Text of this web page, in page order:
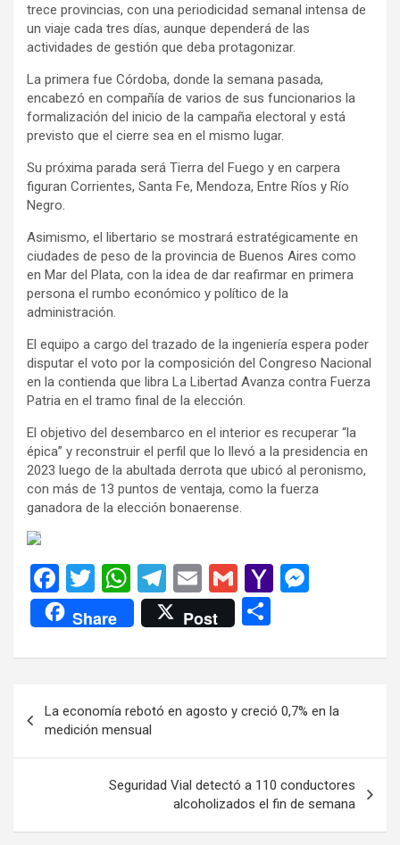
trece provincias, con una periodicidad semanal intensa de
un viaje cada tres días, aunque dependerá de las
actividades de gestión que deba protagonizar.
La primera fue Córdoba, donde la semana pasada,
encabezó en compañía de varios de sus funcionarios la
formalización del inicio de la campaña electoral y está
previsto que el cierre sea en el mismo lugar.
Su próxima parada será Tierra del Fuego y en carpera
figuran Corrientes, Santa Fe, Mendoza, Entre Ríos y Río
Negro.
Asimismo, el libertario se mostrará estratégicamente en
ciudades de peso de la provincia de Buenos Aires como
en Mar del Plata, con la idea de dar reafirmar en primera
persona el rumbo económico y político de la
administración.
El equipo a cargo del trazado de la ingeniería espera poder
disputar el voto por la composición del Congreso Nacional
en la contienda que libra La Libertad Avanza contra Fuerza
Patria en el tramo final de la elección.
El objetivo del desembarco en el interior es recuperar “la
épica” y reconstruir el perfil que lo llevó a la presidencia en
2023 luego de la abultada derrota que ubicó al peronismo,
con más de 13 puntos de ventaja, como la fuerza
ganadora de la elección bonaerense.
F
a
ce
b
o
k
T
wi
tt
er
W
h
at
s
p
p
T
el
e
gr
m
E
m
ail
G
m
ail
Y
o
M
ail
n
er
Share Post
m
p
ar
tir
de
entradas
La economía rebotó en agosto y creció 0,7% en la
medición mensual
Seguridad Vial detectó a 110 conductores
alcoholizados el fin de semana